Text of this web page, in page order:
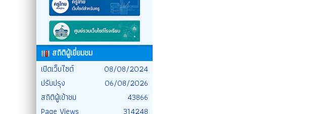
สถิติผู้เยี่ยมชม
เปิดเว็บไซต์
08/08/2024
ปรับปรุง
06/08/2026
สถิติผู้เข้าชม
43866
Page Views
314248